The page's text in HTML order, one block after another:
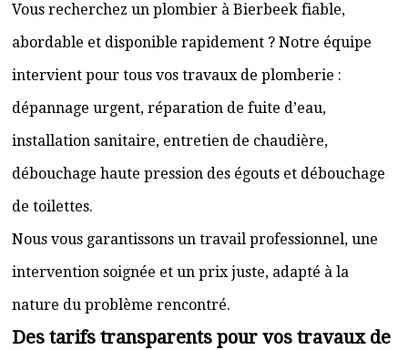
Vous recherchez un plombier à Bierbeek fiable,
abordable et disponible rapidement ? Notre équipe
intervient pour tous vos travaux de plomberie :
dépannage urgent, réparation de fuite d’eau,
installation sanitaire, entretien de chaudière,
débouchage haute pression des égouts et débouchage
de toilettes.
Nous vous garantissons un travail professionnel, une
intervention soignée et un prix juste, adapté à la
nature du problème rencontré.
Des tarifs transparents pour vos travaux de